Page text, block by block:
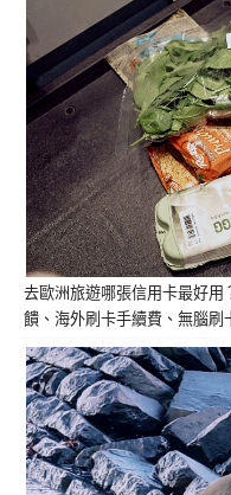
去歐洲旅遊哪張信用卡最好
饋、海外刷卡手續費、無腦刷